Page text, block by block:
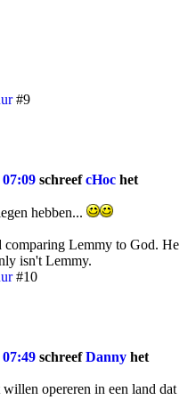
#9
schreefcHoc het
hebben...
comparing Lemmy to God. He
isn't Lemmy.
#10
schreefDanny het
opereren in een land dat